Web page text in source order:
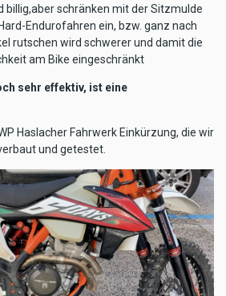
billig,aber schränken mit der Sitzmulde
Endurofahren ein, bzw. ganz nach
rutschen wird schwerer und damit die
am Bike eingeschränkt
sehr effektiv, ist eine
Haslacher Fahrwerk Einkürzung, die wir
und getestet.